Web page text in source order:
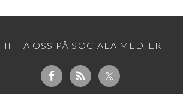
HITTA OSS PÅ SOCIALA MEDIER